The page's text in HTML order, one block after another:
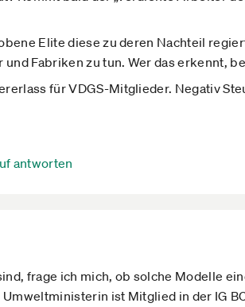
Elite diese zu deren Nachteil
Fabriken zu tun. Wer das erkennt,
für VDGS-Mitglieder. Negativ
antworten
frage ich mich, ob solche Modelle
ist Mitglied in der IG